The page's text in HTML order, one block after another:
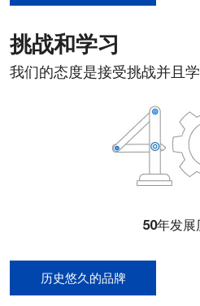
挑战和学习
我们的态度是接受挑战并且学
50年发展
历史悠久的品牌